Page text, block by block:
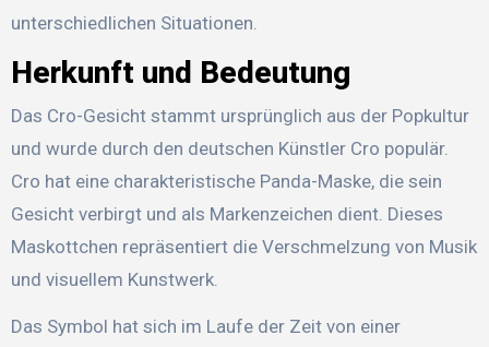
unterschiedlichen Situationen.
Herkunft und Bedeutung
Das Cro-Gesicht stammt ursprünglich aus der Popkultur
und wurde durch den deutschen Künstler Cro populär.
Cro hat eine charakteristische Panda-Maske, die sein
Gesicht verbirgt und als Markenzeichen dient. Dieses
Maskottchen repräsentiert die Verschmelzung von Musik
und visuellem Kunstwerk.
Das Symbol hat sich im Laufe der Zeit von einer